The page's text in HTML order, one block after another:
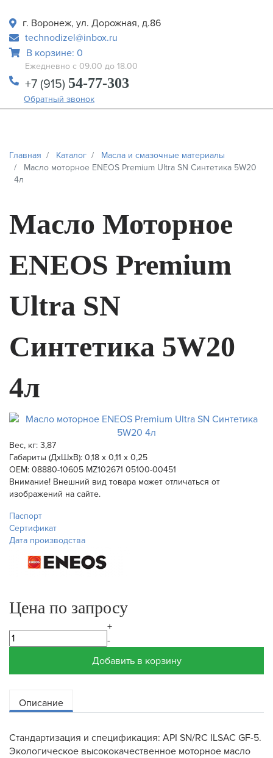
г. Воронеж, ул. Дорожная, д.86
technodizel@inbox.ru
В корзине: 0
Ежедневно с 09.00 до 18.00
+7 (915) 54-77-303
Обратный звонок
Главная Каталог
Масла и смазочные материалы
Масло моторное ENEOS Premium Ultra SN Синтетика 5W20
4л
Масло Моторное
ENEOS Premium
Ultra SN
Синтетика 5W20
4л
Вес, кг: 3,87
Габариты (ДхШхВ): 0,18 x 0,11 x 0,25
ОЕМ: 08880-10605 MZ102671 05100-00451
Внимание! Внешний вид товара может отличаться от
изображений на сайте.
Паспорт
Сертификат
Дата производства
Цена по запросу
+
-
Добавить в корзину
Описание
Стандартизация и спецификация: API SN/RC ILSAC GF-5.
Экологическое высококачественное моторное масло